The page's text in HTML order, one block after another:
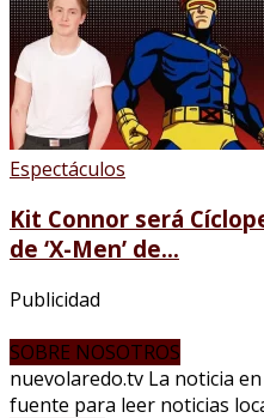
Espectáculos
Kit Connor será
de ‘X-Men’ de...
Publicidad
SOBRE NOSOTROS
nuevolaredo.tv La noticia
fuente para leer noticias